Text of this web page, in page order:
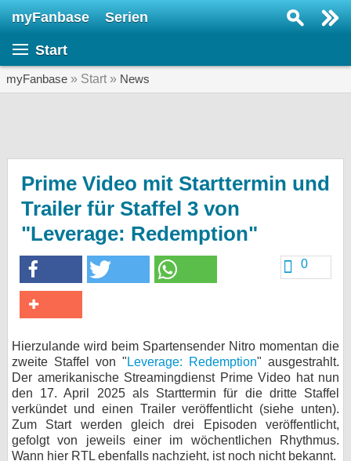
myFanbase Serien
Start
myFanbase » Start » News
Prime Video mit Starttermin und
Trailer für Staffel 3 von
"Leverage: Redemption"
0
Hierzulande wird beim Spartensender Nitro momentan die
zweite Staffel von " Leverage: Redemption" ausgestrahlt.
Der amerikanische Streamingdienst Prime Video hat nun
den 17. April 2025 als Starttermin für die dritte Staffel
verkündet und einen Trailer veröffentlicht (siehe unten).
Zum Start werden gleich drei Episoden veröffentlicht,
gefolgt von jeweils einer im wöchentlichen Rhythmus.
Wann hier RTL ebenfalls nachzieht, ist noch nicht bekannt.
Veranstaltungen
KULTUR
Specials
SERVICE
Forum
bei X
bei Facebook
Kontakt